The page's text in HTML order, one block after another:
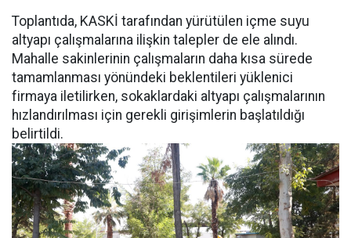
Toplantıda, KASKİ tarafından yürütülen içme suyu
altyapı çalışmalarına ilişkin talepler de ele alındı.
Mahalle sakinlerinin çalışmaların daha kısa sürede
tamamlanması yönündeki beklentileri yüklenici
firmaya iletilirken, sokaklardaki altyapı çalışmalarının
hızlandırılması için gerekli girişimlerin başlatıldığı
belirtildi.